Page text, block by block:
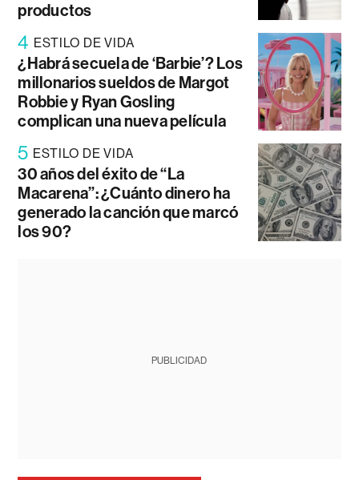
productos
4 ESTILO DE VIDA
¿Habrá secuela de ‘Barbie’? Los
millonarios sueldos de Margot
Robbie y Ryan Gosling
complican una nueva película
5 ESTILO DE VIDA
30 años del éxito de “La
Macarena”: ¿Cuánto dinero ha
generado la canción que marcó
los 90?
PUBLICIDAD